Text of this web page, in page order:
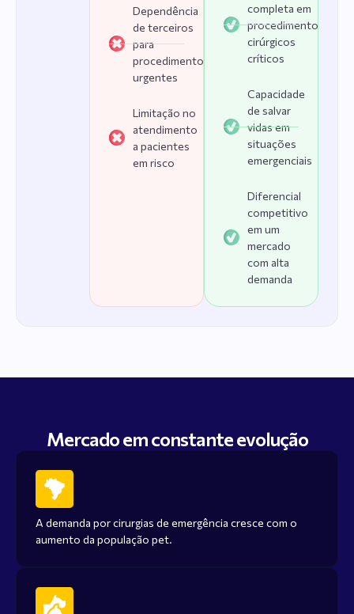
Dependência
de terceiros
para
procedimentos
urgentes
Limitação no
atendimento
a pacientes
em risco
completa em
procedimentos
cirúrgicos
críticos
Capacidade
de salvar
vidas em
situações
emergenciais
Diferencial
competitivo
em um
mercado
com alta
demanda
Mercado em constante evolução
A demanda por cirurgias de emergência cresce com o
aumento da população pet.